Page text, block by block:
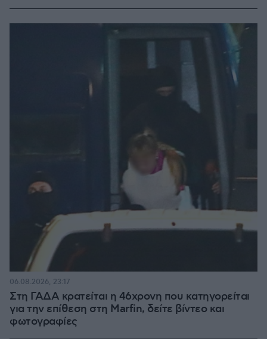
Στη ΓΑΔΑ κρατείται η 46χρονη που κατηγορείται
για την επίθεση στη Marfin, δείτε βίντεο και
φωτογραφίες
06.08.2026, 23:17